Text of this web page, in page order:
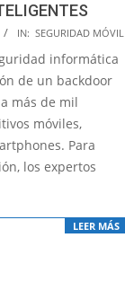
IN: SEGURIDAD MÓVIL
informática
de un backdoor
más de mil
móviles,
Para
los expertos
LEER MÁS